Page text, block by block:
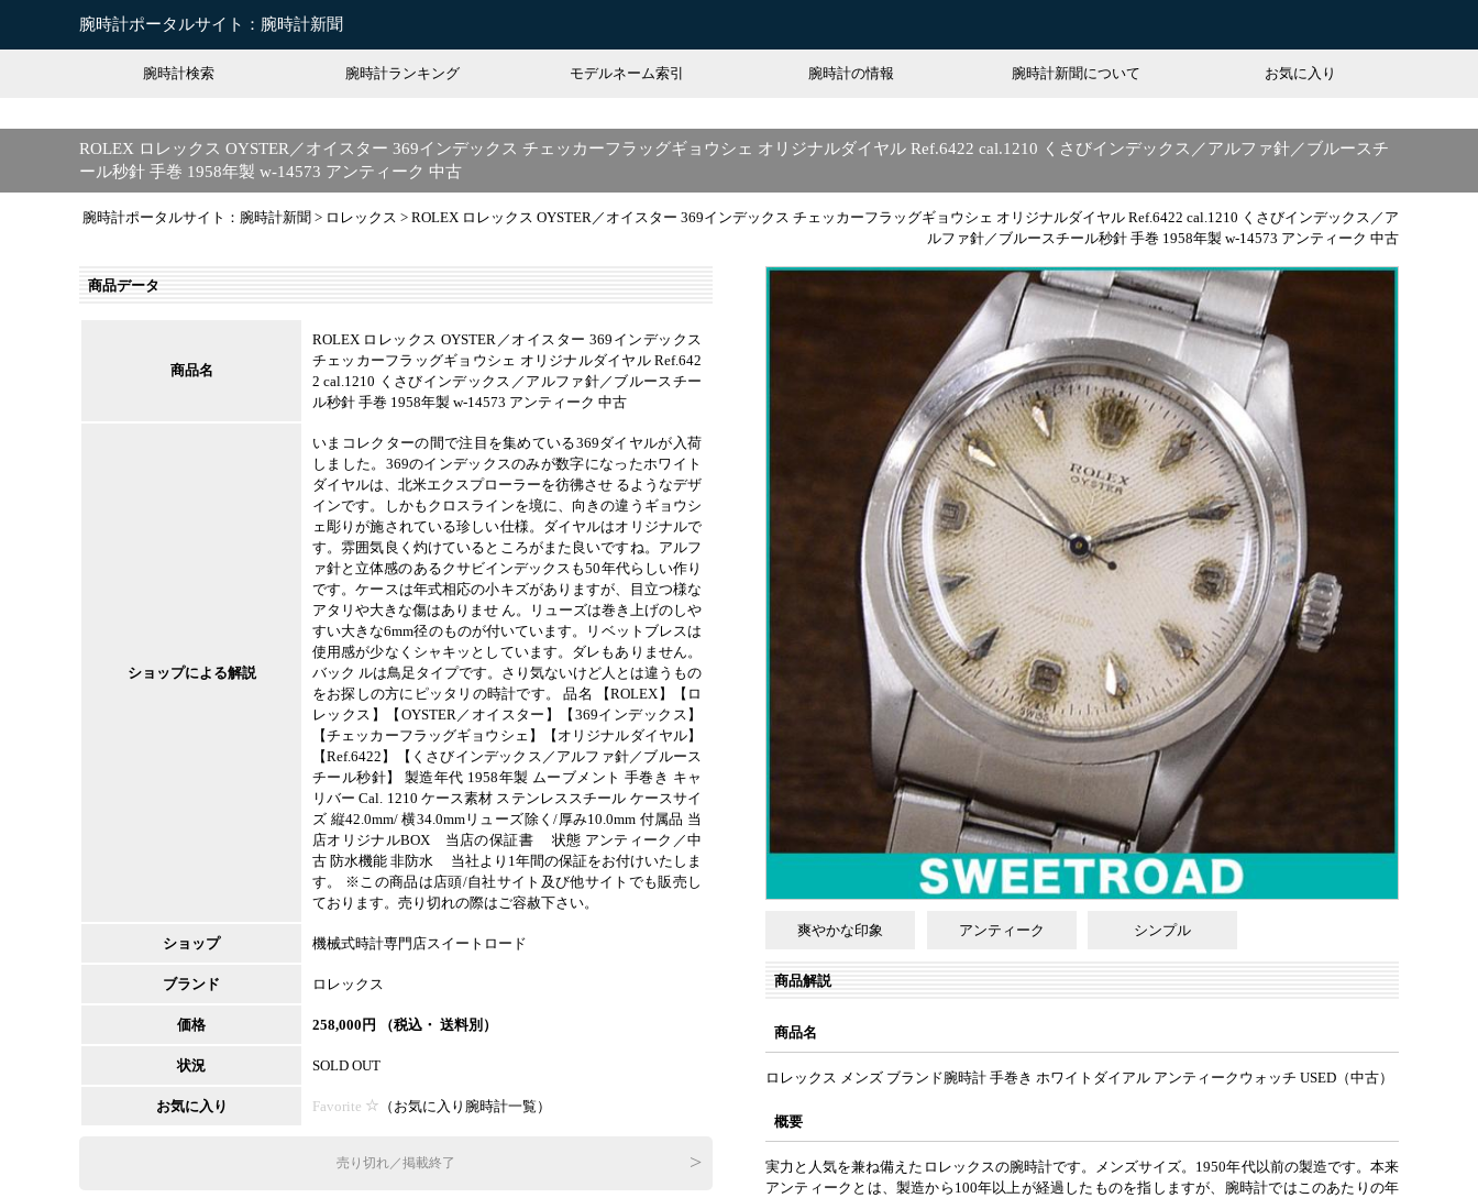
腕時計ポータルサイト：腕時計新聞
腕時計検索 腕時計ランキング モデルネーム索引 腕時計の情報 腕時計新聞について お気に入り
ROLEX ロレックス OYSTER／オイスター 369インデックス チェッカーフラッグギョウシェ オリジナルダイヤル Ref.6422 cal.1210 くさびインデックス／アルファ針／ブルースチ
ール秒針 手巻 1958年製 w-14573 アンティーク 中古
腕時計ポータルサイト：腕時計新聞 > ロレックス > ROLEX ロレックス OYSTER／オイスター 369インデックス チェッカーフラッグギョウシェ オリジナルダイヤル Ref.6422 cal.1210 くさびインデックス／ア
ルファ針／ブルースチール秒針 手巻 1958年製 w-14573 アンティーク 中古
爽やかな印象 アンティーク シンプル
商品解説
商品名
ロレックス メンズ ブランド腕時計 手巻き ホワイトダイアル アンティークウォッチ USED（中古）
概要
実力と人気を兼ね備えたロレックスの腕時計です。メンズサイズ。1950年代以前の製造です。本来
アンティークとは、製造から100年以上が経過したものを指しますが、腕時計ではこのあたりの年
商品データ
商品名
ROLEX ロレックス OYSTER／オイスター 369インデックス
チェッカーフラッグギョウシェ オリジナルダイヤル Ref.642
2 cal.1210 くさびインデックス／アルファ針／ブルースチー
ル秒針 手巻 1958年製 w-14573 アンティーク 中古
ショップによる解説
いまコレクターの間で注目を集めている369ダイヤルが入荷
しました。369のインデックスのみが数字になったホワイト
ダイヤルは、北米エクスプローラーを彷彿させ るようなデザ
インです。しかもクロスラインを境に、向きの違うギョウシ
ェ彫りが施されている珍しい仕様。ダイヤルはオリジナルで
す。雰囲気良く灼けているところがまた良いですね。アルフ
ァ針と立体感のあるクサビインデックスも50年代らしい作り
です。ケースは年式相応の小キズがありますが、目立つ様な
アタリや大きな傷はありませ ん。リューズは巻き上げのしや
すい大きな6mm径のものが付いています。リベットブレスは
使用感が少なくシャキッとしています。ダレもありません。
バック ルは鳥足タイプです。さり気ないけど人とは違うもの
をお探しの方にピッタリの時計です。 品名 【ROLEX】【ロ
レックス】【OYSTER／オイスター】【369インデックス】
【チェッカーフラッグギョウシェ】【オリジナルダイヤル】
【Ref.6422】【くさびインデックス／アルファ針／ブルース
チール秒針】 製造年代 1958年製 ムーブメント 手巻き キャ
リバー Cal. 1210 ケース素材 ステンレススチール ケースサイ
ズ 縦42.0mm/ 横34.0mmリューズ除く/厚み10.0mm 付属品 当
店オリジナルBOX 当店の保証書 状態 アンティーク／中
古 防水機能 非防水 当社より1年間の保証をお付けいたしま
す。 ※この商品は店頭/自社サイト及び他サイトでも販売し
ております。売り切れの際はご容赦下さい。
ショップ 機械式時計専門店スイートロード
ブランド ロレックス
価格 258,000 円 （税込・ 送料別）
状況 SOLD OUT
お気に入り Favorite （ お気に入り腕時計一覧 ）
売り切れ／掲載終了